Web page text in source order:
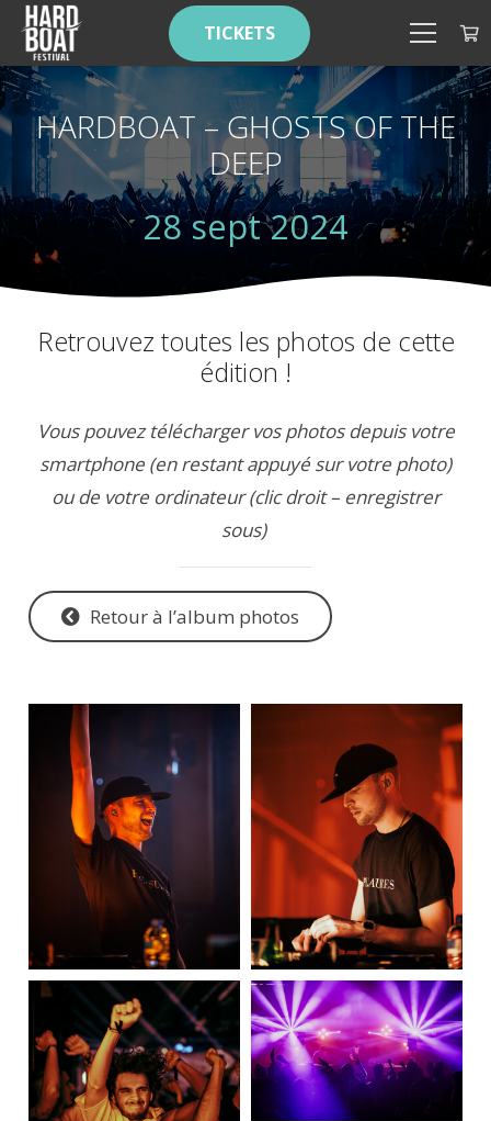
TICKETS
HARDBOAT – GHOSTS OF THE
DEEP
28 sept 2024
Retrouvez toutes les photos de cette
édition !
Vous pouvez télécharger vos photos depuis votre
smartphone (en restant appuyé sur votre photo)
ou de votre ordinateur (clic droit – enregistrer
sous)
Retour à l’album photos